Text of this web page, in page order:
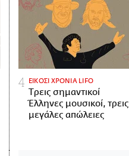
ΕΙΚΟΣΙ ΧΡΟΝΙΑ LIFO
Tρεις σημαντικοί
Έλληνες μουσικοί, τρεις
μεγάλες απώλειες